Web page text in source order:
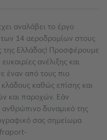
αναλάβει το έργο
των 14 αεροδρομίων στους
της Ελλάδας! Προσφέρουμε
ανέλιξης και
έναν από τους πιο
καθώς επίσης και
και παροχών. Εάν
ανθρώπινο δυναμικό της
σας σημείωμα
fraport-